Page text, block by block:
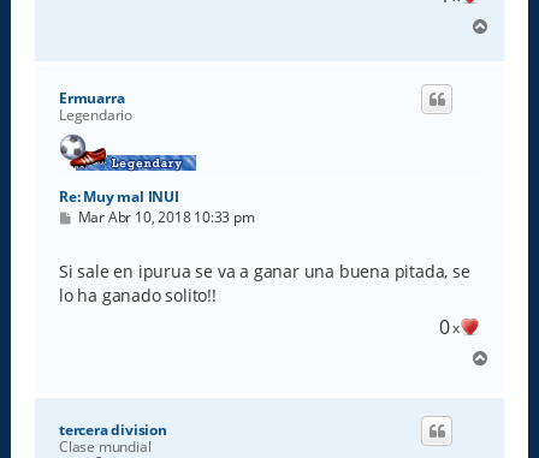
r
Ermuarra
Legendario
Re: Muy mal INUI
M
s
a
j
Mar Abr 10, 2018 10:33 pm
Si sale en ipurua se va a ganar una buena pitada, se
lo ha ganado solito!!
0x
r
tercera division
Clase mundial